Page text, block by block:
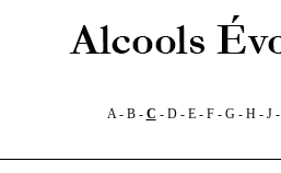
A- B- C - D- E- F- G- H- J-